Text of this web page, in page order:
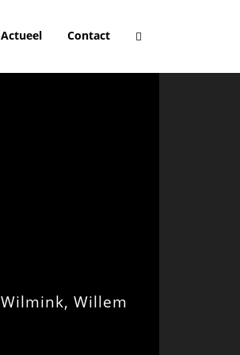
Actueel Contact
Wilmink, Willem